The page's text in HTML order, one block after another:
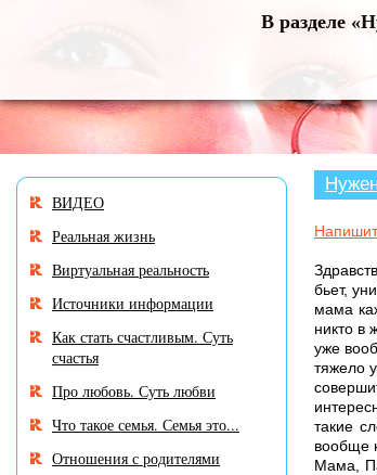
В разделе
бьет,
мама
никто в
уже
тяжело
такие
вообще
Мама,
ВИДЕО
Реальная жизнь
Виртуальная реальность
Источники информации
Как стать счастливым. Суть
счастья
Про любовь. Суть любви
Что такое семья. Семья это...
Отношения с родителями